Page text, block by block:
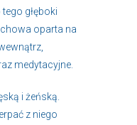
głęboki
oparta na
medytacyjne.
i żeńską.
z niego